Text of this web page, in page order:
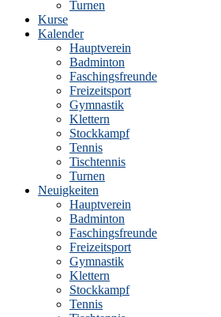
Turnen
Kurse
Kalender
Hauptverein
Badminton
Faschingsfreunde
Freizeitsport
Gymnastik
Klettern
Stockkampf
Tennis
Tischtennis
Turnen
Neuigkeiten
Hauptverein
Badminton
Faschingsfreunde
Freizeitsport
Gymnastik
Klettern
Stockkampf
Tennis